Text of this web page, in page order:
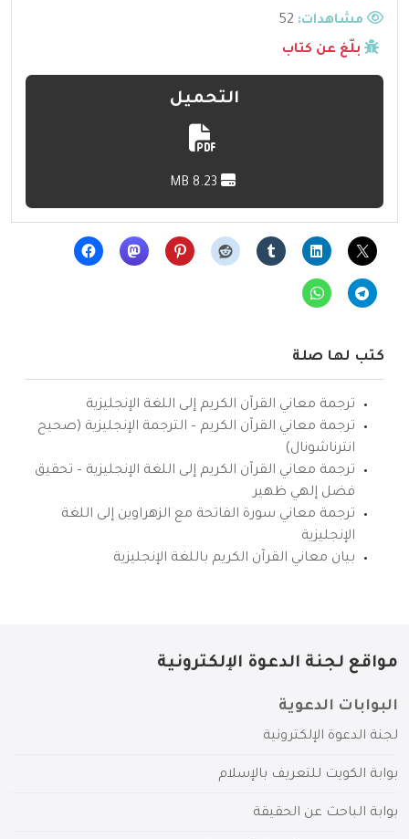
مشاهدات:
بلّغ عن كتاب
التحميل
كتب لها صلة
ترجمة معاني القرآن الكريم إلى اللغة الإنجليزية
ترجمة معاني القرآن الكريم – الترجمة الإنجليزية (صحيح
انترناشونال)
ترجمة معاني القرآن الكريم إلى اللغة الإنجليزية – تحقيق
فضل إلهي ظهير
ترجمة معاني سورة الفاتحة مع الزهراوين إلى اللغة
الإنجليزية
بيان معاني القرآن الكريم باللغة الإنجليزية
مواقع لجنة الدعوة الإلكترونية
البوابات الدعوية
لجنة الدعوة الإلكترونية
بوابة الكويت للتعريف بالإسلام
بوابة الباحث عن الحقيقة